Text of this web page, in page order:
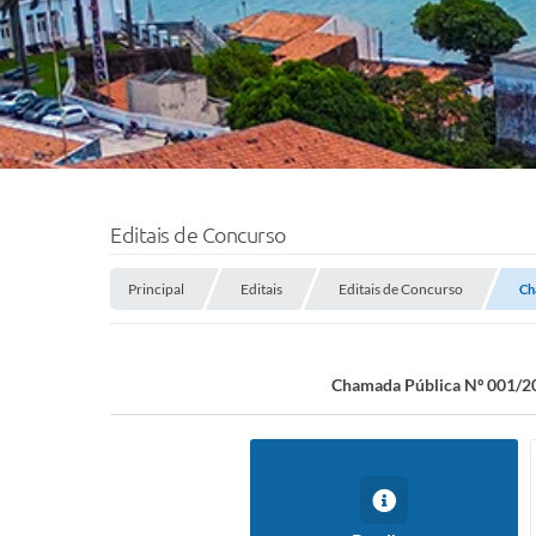
Editais de Concurso
Principal Editais Editais de Concurso
Chamada Pública Nº 001/